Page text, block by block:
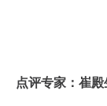
点评专家：崔